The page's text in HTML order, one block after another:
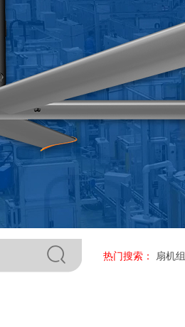
热门搜索： 扇机